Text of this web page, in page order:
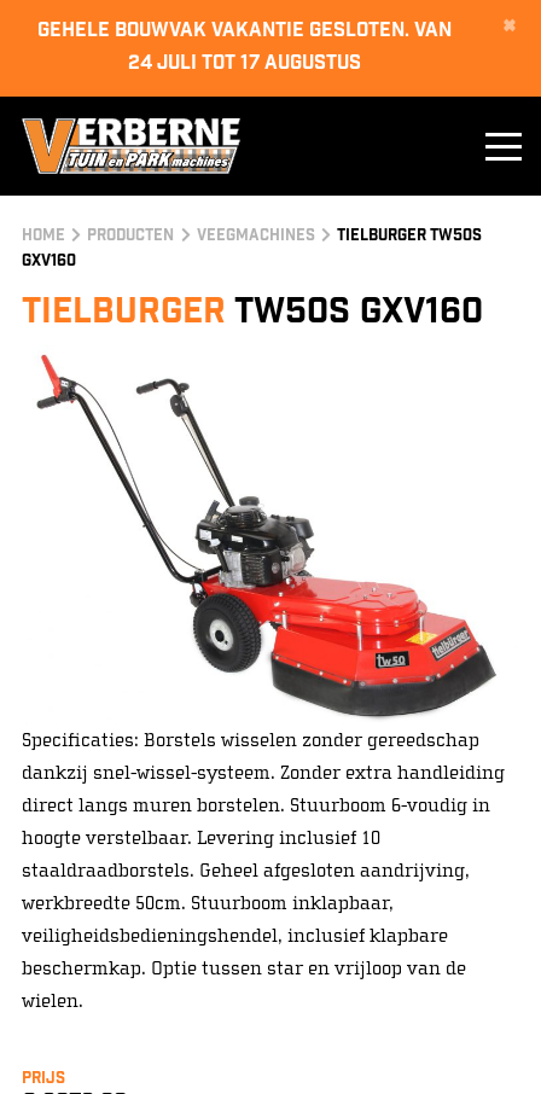
×
GEHELE BOUWVAK VAKANTIE GESLOTEN. van
24 juli tot 17 augustus
Home Producten Veegmachines
Tielburger TW50S
GXV160
TielburgerTW50S GXV160
Specificaties: Borstels wisselen zonder gereedschap
dankzij snel-wissel-systeem. Zonder extra handleiding
direct langs muren borstelen. Stuurboom 6-voudig in
hoogte verstelbaar. Levering inclusief 10
staaldraadborstels. Geheel afgesloten aandrijving,
werkbreedte 50cm. Stuurboom inklapbaar,
veiligheidsbedieningshendel, inclusief klapbare
beschermkap. Optie tussen star en vrijloop van de
wielen.
Prijs